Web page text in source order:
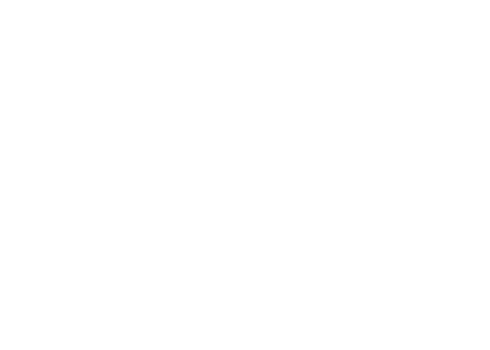
pagamenti tra diversi Paesi.
avere un codice SWIFT dedicato per ogni
che è il codice SWIFT della sede centrale.
conto del destinatario e stornare il pagamento.